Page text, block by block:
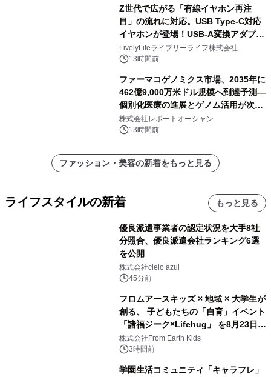
Z世代で広がる「有線イヤホン再注
目」の流れに対応。USB Type-C対応
イヤホンが登場！USB-A変換アダプタ
ー付きでスマホからパソコンまで幅広
く活用可能
LivelyLifeライブリーライフ株式会社
13時間前
ファーマコゲノミクス市場、2035年に
462億9,000万米ドル規模へ到達予測―
個別化医療の進展とゲノム活用が次世
代ヘルスケア投資を加速
株式会社レポートオーシャン
13時間前
ファッション・美容の新着をもっと見る
ライフスタイルの新着 もっと見る
優良派遣事業者の認定状況を大手8社
分照合、優良派遣会社ランキング6選
を公開
株式会社cielo azul
45分前
フロムアースキッズ × 地域 × 大学生が
創る、 子どもたちの「自育」イベント
「諸福ジーク×Lifehug」 を8月23日
(日)開催
株式会社From Earth Kids
3時間前
学園生活コミュニティ「キャラフレ」